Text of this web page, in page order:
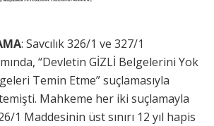
: Savcılık 326/1 ve 327/1
“Devletin GİZLİ Belgelerini Yok
Temin Etme” suçlamasıyla
Mahkeme her iki suçlamayla
1 Maddesinin üst sınırı 12 yıl hapis